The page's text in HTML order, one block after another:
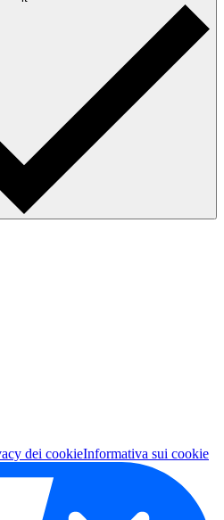
dei cookieInformativa sui cookie